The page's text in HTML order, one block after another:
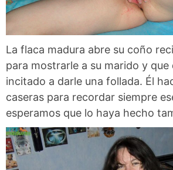
La flaca madura abre su coño
para mostrarle a su marido y que
incitado a darle una follada. Él
caseras para recordar siempre
esperamos que lo haya hecho